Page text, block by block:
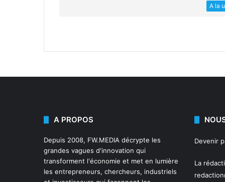
A la
A PROPOS
Depuis 2008, FW.MEDIA décrypte les
grandes vagues d'innovation qui
transforment l'économie et met en lumière
les entrepreneurs, chercheurs, industriels
Devenir
La